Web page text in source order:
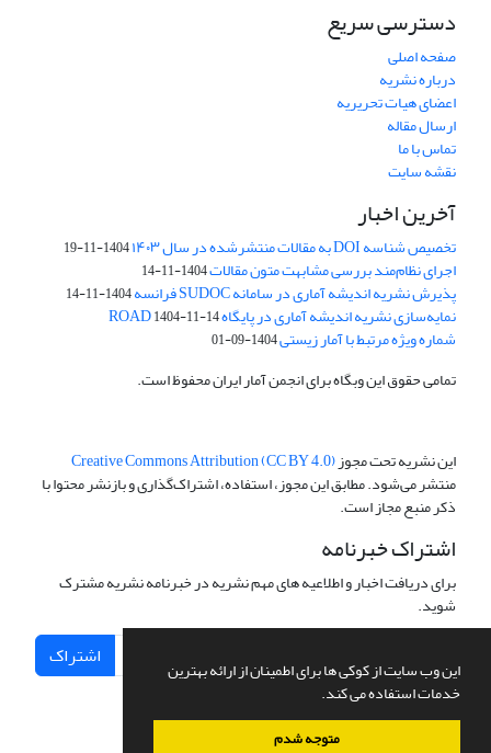
این وب سایت از کوکی ها برای اطمینان از ارائه بهترین
خدمات استفاده می کند.
متوجه شدم
دسترسی سریع
صفحه اصلی
درباره نشریه
اعضای هیات تحریریه
ارسال مقاله
تماس با ما
نقشه سایت
آخرین اخبار
تخصیص شناسه DOI به مقالات منتشرشده در سال ۱۴۰۳ 1404-11-19
اجرای نظام‌مند بررسی مشابهت متون مقالات1404-11-14
پذیرش نشریه اندیشه آماری در سامانه SUDOC فرانسه 1404-11-14
نمایه‌سازی نشریه اندیشه آماری در پایگاه ROAD1404-11-14
شماره ویژه مرتبط با آمار زیستی1404-09-01
تمامی حقوق این وبگاه برای انجمن آمار ایران محفوظ است.
این نشریه تحت مجوزCreative Commons Attribution (CC BY 4.0)
منتشر می‌شود. مطابق این مجوز، استفاده، اشتراک‌گذاری و بازنشر محتوا با
ذکر منبع مجاز است.
اشتراک خبرنامه
برای دریافت اخبار و اطلاعیه های مهم نشریه در خبرنامه نشریه مشترک
شوید.
اشتراک